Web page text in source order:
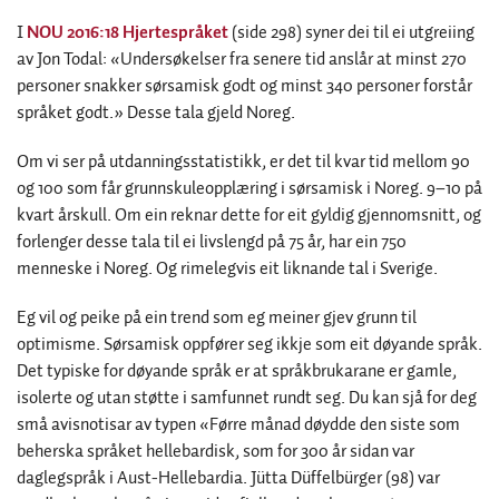
INOU 2016:18 Hjertespråket(side 298) syner dei til ei utgreiing
av Jon Todal: «Undersøkelser fra senere tid anslår at minst 270
personer snakker sørsamisk godt og minst 340 personer forstår
språket godt.» Desse tala gjeld Noreg.
Om vi ser på utdanningsstatistikk, er det til kvar tid mellom 90
og 100 som får grunnskuleopplæring i sørsamisk i Noreg. 9–10 på
kvart årskull. Om ein reknar dette for eit gyldig gjennomsnitt, og
forlenger desse tala til ei livslengd på 75 år, har ein 750
menneske i Noreg. Og rimelegvis eit liknande tal i Sverige.
Eg vil og peike på ein trend som eg meiner gjev grunn til
optimisme. Sørsamisk oppfører seg ikkje som eit døyande språk.
Det typiske for døyande språk er at språkbrukarane er gamle,
isolerte og utan støtte i samfunnet rundt seg. Du kan sjå for deg
små avisnotisar av typen «Førre månad døydde den siste som
beherska språket hellebardisk, som for 300 år sidan var
daglegspråk i Aust-Hellebardia. Jütta Düffelbürger (98) var